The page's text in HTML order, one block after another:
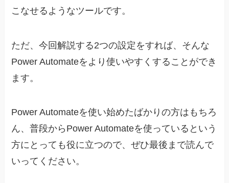
こなせるようなツールです。
ただ、今回解説する2つの設定をすれば、そんな
Power Automateをより使いやすくすることができ
ます。
Power Automateを使い始めたばかりの方はもちろ
ん、普段からPower Automateを使っているという
方にとっても役に立つので、ぜひ最後まで読んで
いってください。